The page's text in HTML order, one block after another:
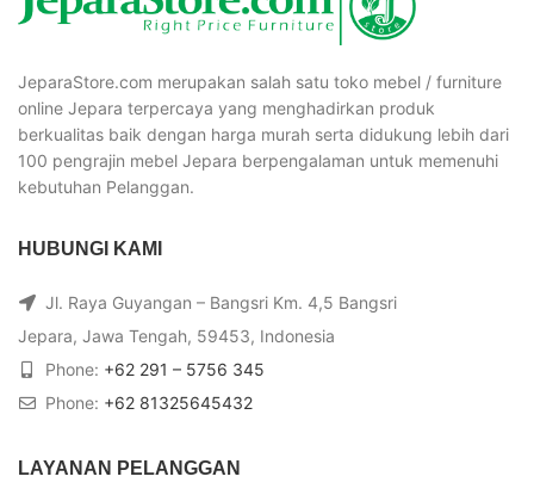
JeparaStore.com merupakan salah satu toko mebel / furniture
online Jepara terpercaya yang menghadirkan produk
berkualitas baik dengan harga murah serta didukung lebih dari
100 pengrajin mebel Jepara berpengalaman untuk memenuhi
kebutuhan Pelanggan.
HUBUNGI KAMI
Jl. Raya Guyangan – Bangsri Km. 4,5 Bangsri
Jepara, Jawa Tengah, 59453, Indonesia
Phone: +62 291 – 5756 345
Phone: +62 81325645432
LAYANAN PELANGGAN